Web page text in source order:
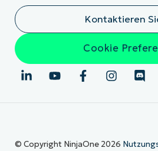
Kontaktieren
Cookie
© Copyright NinjaOne 2026